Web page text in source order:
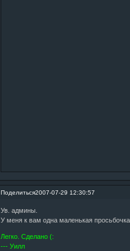
Поделиться2007-07-29 12:30:57
Ув. админы.
У меня к вам одна маленькая
Легко. Сделано (:
--- Уилл